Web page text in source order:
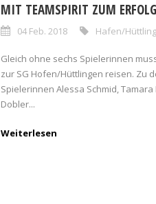
MIT TEAMSPIRIT ZUM ERFOLG
04 Feb. 2018 Hafen/
Gleich ohne sechs Spielerinnen
zur SG Hofen/Hüttlingen reisen. Zu
Spielerinnen Alessa Schmid, Tamara
Dobler...
Weiterlesen